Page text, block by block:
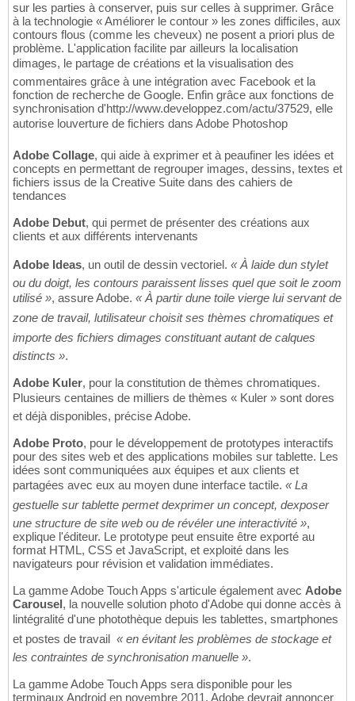
sur les parties à conserver, puis sur celles à supprimer. Grâce
à la technologie « Améliorer le contour » les zones difficiles, aux
contours flous (comme les cheveux) ne posent a priori plus de
problème. L'application facilite par ailleurs la localisation
dimages, le partage de créations et la visualisation des
commentaires grâce à une intégration avec Facebook et la
fonction de recherche de Google. Enfin grâce aux fonctions de
synchronisation d'http://www.developpez.com/actu/37529, elle
autorise louverture de fichiers dans Adobe Photoshop
Adobe Collage, qui aide à exprimer et à peaufiner les idées et
concepts en permettant de regrouper images, dessins, textes et
fichiers issus de la Creative Suite dans des cahiers de
tendances
Adobe Debut, qui permet de présenter des créations aux
clients et aux différents intervenants
Adobe Ideas, un outil de dessin vectoriel. « À laide dun stylet
ou du doigt, les contours paraissent lisses quel que soit le zoom
utilisé », assure Adobe. « À partir dune toile vierge lui servant de
zone de travail, lutilisateur choisit ses thèmes chromatiques et
importe des fichiers dimages constituant autant de calques
distincts ».
Adobe Kuler, pour la constitution de thèmes chromatiques.
Plusieurs centaines de milliers de thèmes « Kuler » sont dores
et déjà disponibles, précise Adobe.
Adobe Proto, pour le développement de prototypes interactifs
pour des sites web et des applications mobiles sur tablette. Les
idées sont communiquées aux équipes et aux clients et
partagées avec eux au moyen dune interface tactile. « La
gestuelle sur tablette permet dexprimer un concept, dexposer
une structure de site web ou de révéler une interactivité »,
explique l'éditeur. Le prototype peut ensuite être exporté au
format HTML, CSS et JavaScript, et exploité dans les
navigateurs pour révision et validation immédiates.
La gamme Adobe Touch Apps s'articule également avec Adobe
Carousel, la nouvelle solution photo d'Adobe qui donne accès à
lintégralité d'une photothèque depuis les tablettes, smartphones
et postes de travail  « en évitant les problèmes de stockage et
les contraintes de synchronisation manuelle ».
La gamme Adobe Touch Apps sera disponible pour les
terminaux Android en novembre 2011. Adobe devrait annoncer